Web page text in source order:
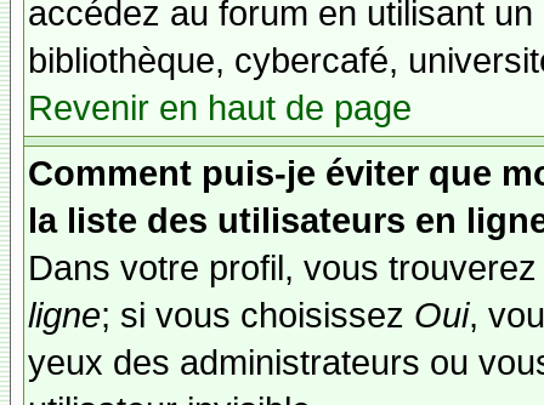
accédez au forum en utilisant
bibliothèque, cybercafé,
Revenir en haut de page
Comment puis-je éviter que
la liste des utilisateurs en
Dans votre profil, vous
ligne; si vous choisissez Oui,
yeux des administrateurs ou